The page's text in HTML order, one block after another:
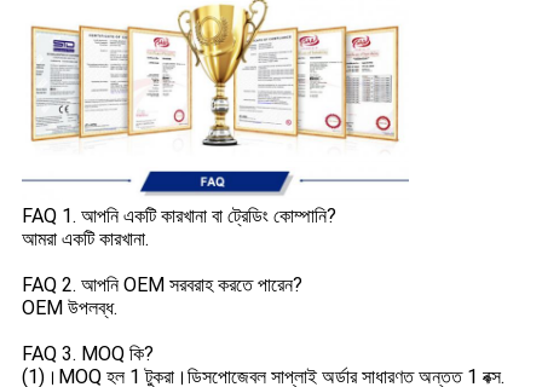
FAQ 1. আপনি একটি কারখানা বা ট্রেডিং কোম্পানি?
আমরা একটি কারখানা.
FAQ 2. আপনি OEM সরবরাহ করতে পারেন?
OEM উপলব্ধ.
FAQ 3. MOQ কি?
(1)।MOQ হল 1 টুকরা।ডিসপোজেবল সাপ্লাই অর্ডার সাধারণত অন্তত 1 বক্স.